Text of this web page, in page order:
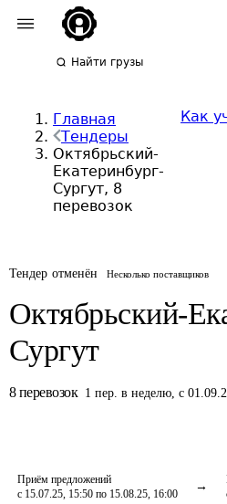
Найти грузы
Главная
Тендеры
Октябрьский-
Екатеринбург-
Сургут, 8
перевозок
Как
Тендер отменён Несколько поставщиков
Октябрьский-
Сургут
8 перевозок 1 пер. в неделю,с
Приём предложений
с 15.07.25, 15:50 по 15.08.25, 16:00